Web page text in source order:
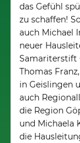
das Gefühl
zu schaffen!
auch Michael
neuer
Samariterstift
Thomas
in Geislingen
auch
die Region
und Michaela
die